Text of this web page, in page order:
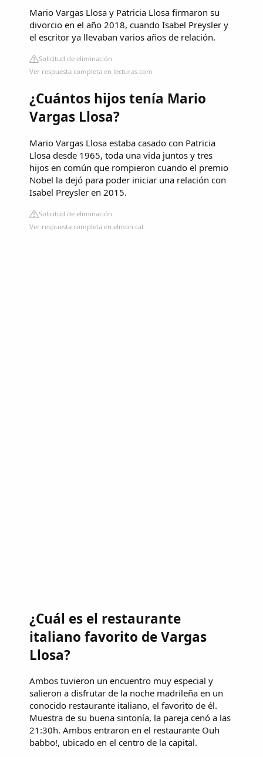
Mario Vargas Llosa y Patricia Llosa firmaron su
divorcio en el año 2018, cuando Isabel Preysler y
el escritor ya llevaban varios años de relación.
Solicitud de eliminación
Ver respuesta completa en lecturas.com
¿Cuántos hijos tenía Mario
Vargas Llosa?
Mario Vargas Llosa estaba casado con Patricia
Llosa desde 1965, toda una vida juntos y tres
hijos en común que rompieron cuando el premio
Nobel la dejó para poder iniciar una relación con
Isabel Preysler en 2015.
Solicitud de eliminación
Ver respuesta completa en elmon.cat
¿Cuál es el restaurante
italiano favorito de Vargas
Llosa?
Ambos tuvieron un encuentro muy especial y
salieron a disfrutar de la noche madrileña en un
conocido restaurante italiano, el favorito de él.
Muestra de su buena sintonía, la pareja cenó a las
21:30h. Ambos entraron en el restaurante Ouh
babbo!, ubicado en el centro de la capital.